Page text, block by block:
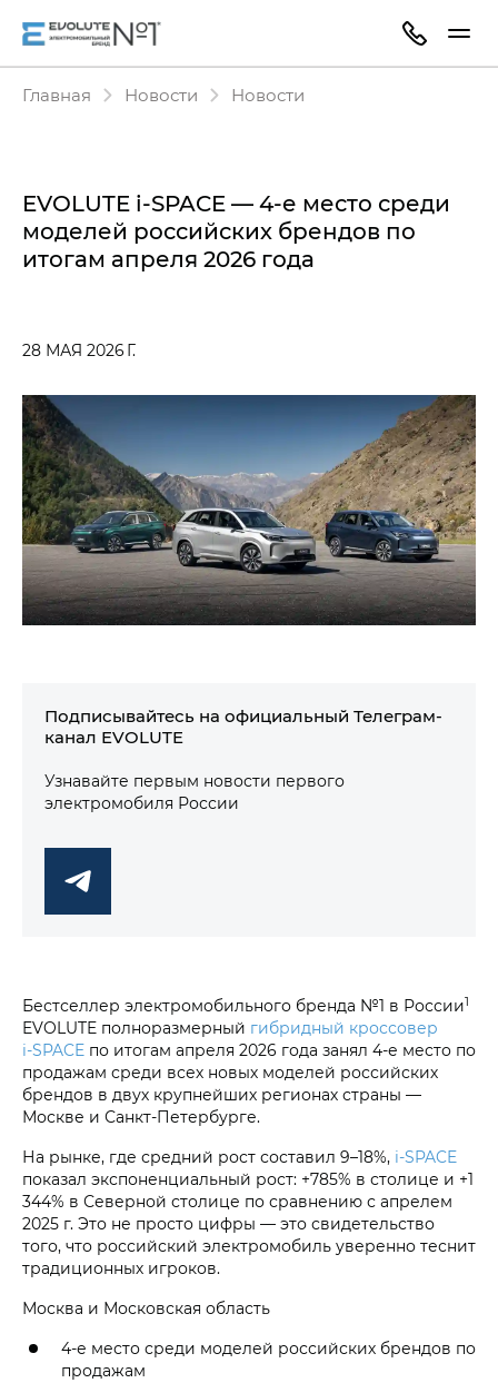
Главная Новости Новости
EVOLUTE i‑SPACE — 4-е место среди
моделей российских брендов по
итогам апреля 2026 года
28 МАЯ 2026 Г.
Подписывайтесь на официальный Телеграм-
канал EVOLUTE
Узнавайте первым новости первого
электромобиля России
Бестселлер электромобильного бренда №1 в России1
EVOLUTE полноразмерный гибридный кроссовер
i‑SPACE по итогам апреля 2026 года занял 4-е место по
продажам среди всех новых моделей российских
брендов в двух крупнейших регионах страны —
Москве и Санкт-Петербурге.
На рынке, где средний рост составил 9–18%, i‑SPACE
показал экспоненциальный рост: +785% в столице и +1
344% в Северной столице по сравнению с апрелем
2025 г. Это не просто цифры — это свидетельство
того, что российский электромобиль уверенно теснит
традиционных игроков.
Москва и Московская область
4-е место среди моделей российских брендов по
продажам